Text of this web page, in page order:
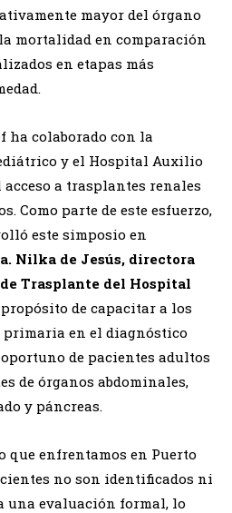
mayor del órgano
mortalidad en comparación
en etapas más
ha colaborado con la
y el Hospital Auxilio
a trasplantes renales
Como parte de este esfuerzo,
este simposio en
Nilka de Jesús, directora
Trasplante del Hospital
de capacitar a los
primaria en el diagnóstico
de pacientes adultos
de órganos abdominales,
y páncreas.
que enfrentamos en Puerto
no son identificados ni
una evaluación formal, lo